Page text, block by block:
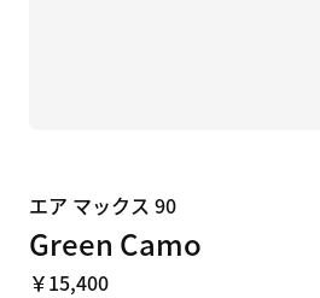
エア マックス 90
Green Camo
￥15,400